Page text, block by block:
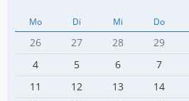
Mo Di Mi Do
26 27 28 29
4
5 6 7
11
12 13 14